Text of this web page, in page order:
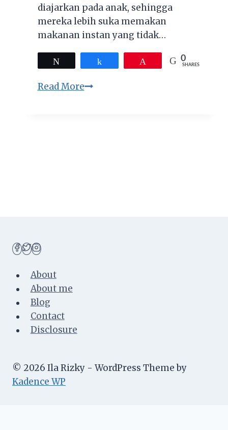
diajarkan pada anak, sehingga
mereka lebih suka memakan
makanan instan yang tidak…
0
SHARES
Read MoreAtasi
About
About me
Blog
Contact
Disclosure
© 2026 Ila Rizky - WordPress Theme by
Kadence WP